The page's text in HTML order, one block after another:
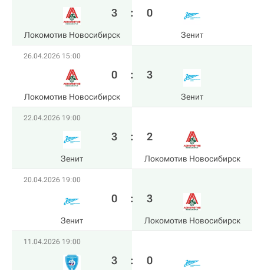
Локомотив Новосибирск
3 : 0
Зенит
26.04.2026 15:00
Локомотив Новосибирск
0 : 3
Зенит
22.04.2026 19:00
Зенит
3 : 2
Локомотив Новосибирск
20.04.2026 19:00
Зенит
0 : 3
Локомотив Новосибирск
11.04.2026 19:00
3 : 0